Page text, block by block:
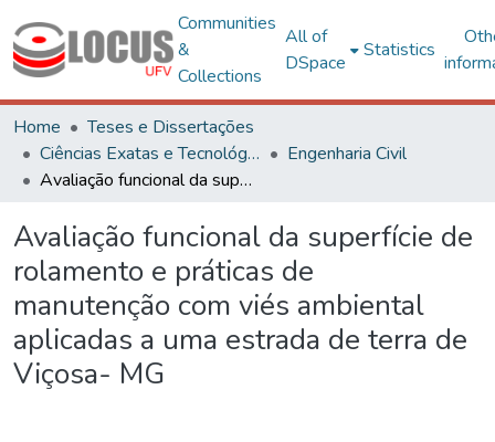
Communities
&
Collections
All of
DSpace
Statistics
Home
Teses e Dissertações
Ciências Exatas e Tecnológicas
Engenharia Civil
Avaliação funcional da superfície de rolamento e práticas de manutenção com viés ambiental aplicadas a uma estrada de terra de Viçosa- MG
Avaliação funcional da superfície de
rolamento e práticas de
manutenção com viés ambiental
aplicadas a uma estrada de terra de
Viçosa- MG